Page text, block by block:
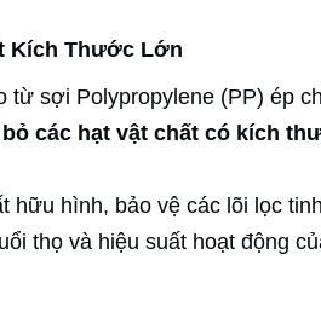
Kích Thước Lớn
sợi Polypropylene (PP) ép
các hạt vật chất có kích
hữu hình, bảo vệ các lõi lọc
thọ và hiệu suất hoạt động